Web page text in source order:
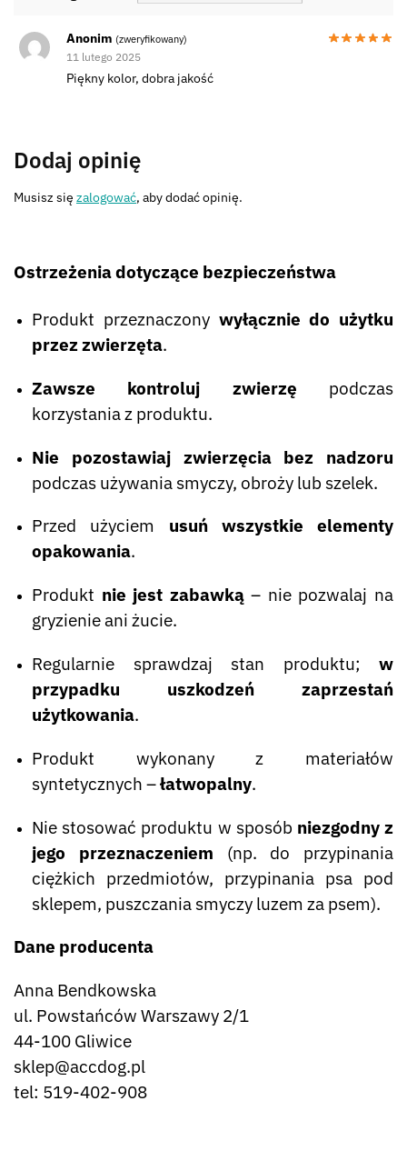
Anonim (zweryfikowany)
11 lutego 2025
Piękny kolor, dobra jakość
Dodaj opinię
Musisz się zalogować, aby dodać opinię.
Ostrzeżenia dotyczące bezpieczeństwa
Produkt przeznaczony wyłącznie do użytku
przez zwierzęta.
Zawsze kontroluj zwierzę podczas
korzystania z produktu.
Nie pozostawiaj zwierzęcia bez nadzoru
podczas używania smyczy, obroży lub szelek.
Przed użyciem usuń wszystkie elementy
opakowania.
Produkt nie jest zabawką– nie pozwalaj na
gryzienie ani żucie.
Regularnie sprawdzaj stan produktu; w
przypadku uszkodzeń zaprzestań
użytkowania.
Produkt wykonany z materiałów
syntetycznych –łatwopalny.
Nie stosować produktu w sposób niezgodny z
jego przeznaczeniem (np. do przypinania
ciężkich przedmiotów, przypinania psa pod
sklepem, puszczania smyczy luzem za psem).
Dane producenta
Anna Bendkowska
ul. Powstańców Warszawy 2/1
44-100 Gliwice
sklep@accdog.pl
tel: 519-402-908